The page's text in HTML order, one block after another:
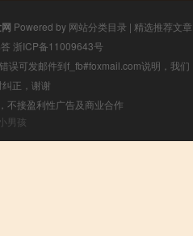
Powered by 网站分类目录 | 精选推荐文章
浙ICP备11009643号
误可发邮件到f_fb#foxmail.com说明，我们
正，谢谢
不接盈利性广告及商业合作
男孩